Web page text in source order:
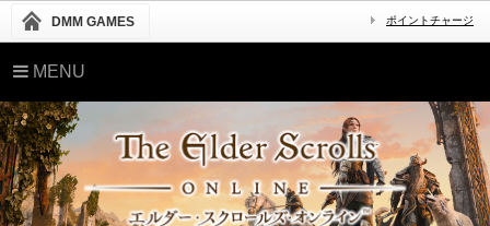
DMM GAMES ポイントチャージ
MENU